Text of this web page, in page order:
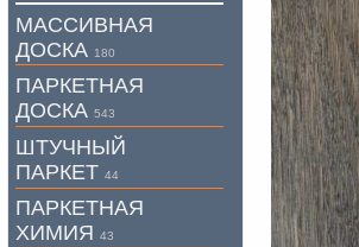
МАССИВНАЯ
ДОСКА 180
ПАРКЕТНАЯ
ДОСКА 543
ШТУЧНЫЙ
ПАРКЕТ 44
ПАРКЕТНАЯ
ХИМИЯ 43